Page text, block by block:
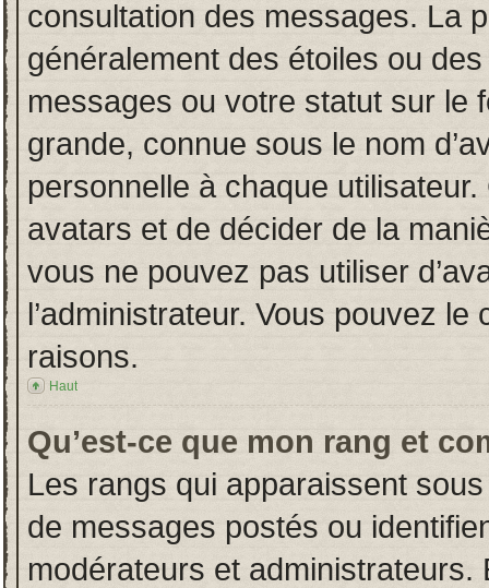
consultation des messages. La
généralement des étoiles ou
messages ou votre statut sur le
grande, connue sous le nom
personnelle à chaque utilisateur.
avatars et de décider de la
vous ne pouvez pas utiliser
l’administrateur. Vous pouvez
raisons.
Haut
Qu’est-ce que mon rang et
Les rangs qui apparaissent
de messages postés ou
modérateurs et